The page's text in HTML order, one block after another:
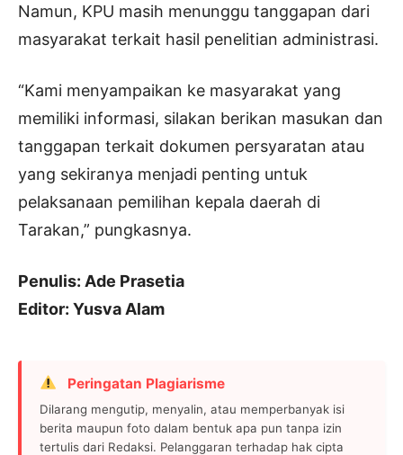
Namun, KPU masih menunggu tanggapan dari
masyarakat terkait hasil penelitian administrasi.
“Kami menyampaikan ke masyarakat yang
memiliki informasi, silakan berikan masukan dan
tanggapan terkait dokumen persyaratan atau
yang sekiranya menjadi penting untuk
pelaksanaan pemilihan kepala daerah di
Tarakan,” pungkasnya.
Penulis: Ade Prasetia
Editor: Yusva Alam
Peringatan Plagiarisme
Dilarang mengutip, menyalin, atau memperbanyak isi
berita maupun foto dalam bentuk apa pun tanpa izin
tertulis dari Redaksi. Pelanggaran terhadap hak cipta